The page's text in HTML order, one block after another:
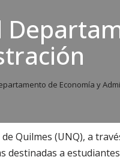
de Economía y
Quilmes (UNQ), a
destinadas a